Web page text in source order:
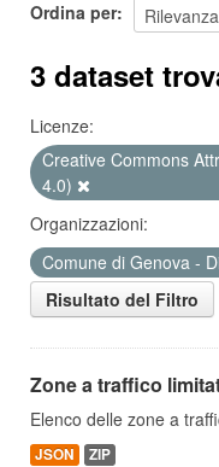
Ordina per
3 dataset
Licenze:
Creative Commons
4.0)
Organizzazioni:
Comune di Genova -
Risultato del Filtro
Zone a traffico
Elenco delle zone a
JSON ZIP